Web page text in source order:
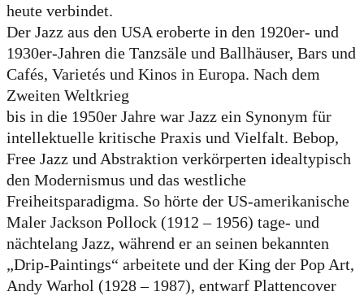
heute verbindet.
Der Jazz aus den USA eroberte in den 1920er- und
1930er-Jahren die Tanzsäle und Ballhäuser, Bars und
Cafés, Varietés und Kinos in Europa. Nach dem
Zweiten Weltkrieg
bis in die 1950er Jahre war Jazz ein Synonym für
intellektuelle kritische Praxis und Vielfalt. Bebop,
Free Jazz und Abstraktion verkörperten idealtypisch
den Modernismus und das westliche
Freiheitsparadigma. So hörte der US-amerikanische
Maler Jackson Pollock (1912 – 1956) tage- und
nächtelang Jazz, während er an seinen bekannten
„Drip-Paintings“ arbeitete und der King der Pop Art,
Andy Warhol (1928 – 1987), entwarf Plattencover